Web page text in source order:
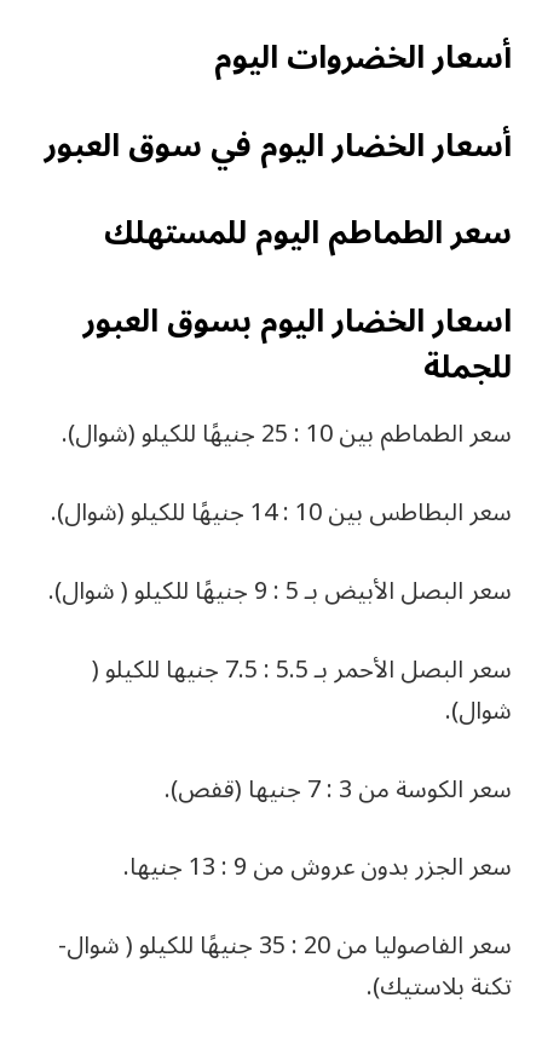
أسعار الخضروات اليوم
أسعار الخضار اليوم في سوق العبور
سعر الطماطم اليوم للمستهلك
اسعار الخضار اليوم بسوق العبور
للجملة
سعر الطماطم بين 10 : 25 جنيهًا للكيلو (شوال).
سعر البطاطس بين 10 : 14 جنيهًا للكيلو (شوال).
سعر البصل الأبيض بـ 5 : 9 جنيهًا للكيلو ( شوال).
سعر البصل الأحمر بـ 5.5 : 7.5 جنيها للكيلو (
شوال).
سعر الكوسة من 3 : 7 جنيها (قفص).
سعر الجزر بدون عروش من 9 : 13 جنيها.
سعر الفاصوليا من 20 : 35 جنيهًا للكيلو ( شوال-
تكنة بلاستيك).